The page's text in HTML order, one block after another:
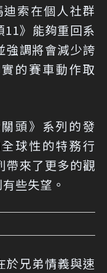
索在個人社群
11》能夠重回系
強調將會減少誇
的賽車動作取
頭》系列的發
球性的特務行
帶來了更多的觀
些失望。
於兄弟情義與速